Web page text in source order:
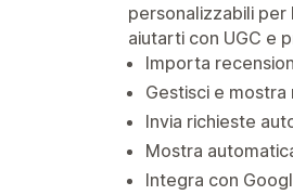
personalizzabili
aiutarti con UGC e
Importa
Gestisci e
Invia richieste
Mostra
Integra con